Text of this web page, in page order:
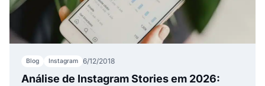
Blog Instagram 6/12/2018
Análise de Instagram Stories em 2026: